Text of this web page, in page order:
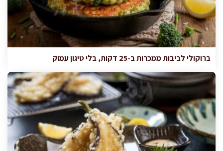
ברוקולי לביבות ממכרות ב-25 דקות, בלי טיגון עמוק